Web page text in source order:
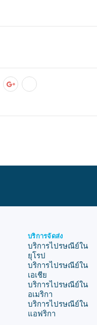
บริการจัดส่ง
บริการไปรษณีย์ใน
ยุโรป
บริการไปรษณีย์ใน
เอเชีย
บริการไปรษณีย์ใน
อเมริกา
บริการไปรษณีย์ใน
แอฟริกา